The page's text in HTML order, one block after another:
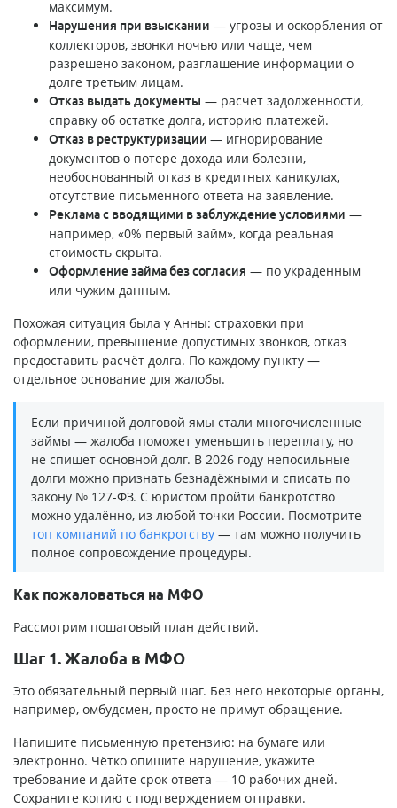
максимум.
Нарушения при взыскании — угрозы и оскорбления от
коллекторов, звонки ночью или чаще, чем
разрешено законом, разглашение информации о
долге третьим лицам.
Отказ выдать документы — расчёт задолженности,
справку об остатке долга, историю платежей.
Отказ в реструктуризации — игнорирование
документов о потере дохода или болезни,
необоснованный отказ в кредитных каникулах,
отсутствие письменного ответа на заявление.
Реклама с вводящими в заблуждение условиями —
например, «0% первый займ», когда реальная
стоимость скрыта.
Оформление займа без согласия — по украденным
или чужим данным.
Похожая ситуация была у Анны: страховки при
оформлении, превышение допустимых звонков, отказ
предоставить расчёт долга. По каждому пункту —
отдельное основание для жалобы.
Если причиной долговой ямы стали многочисленные
займы — жалоба поможет уменьшить переплату, но
не спишет основной долг. В 2026 году непосильные
долги можно признать безнадёжными и списать по
закону № 127-ФЗ. С юристом пройти банкротство
можно удалённо, из любой точки России. Посмотрите
топ компаний по банкротству — там можно получить
полное сопровождение процедуры.
Как пожаловаться на МФО
Рассмотрим пошаговый план действий.
Шаг 1. Жалоба в МФО
Это обязательный первый шаг. Без него некоторые органы,
например, омбудсмен, просто не примут обращение.
Напишите письменную претензию: на бумаге или
электронно. Чётко опишите нарушение, укажите
требование и дайте срок ответа — 10 рабочих дней.
Сохраните копию с подтверждением отправки.